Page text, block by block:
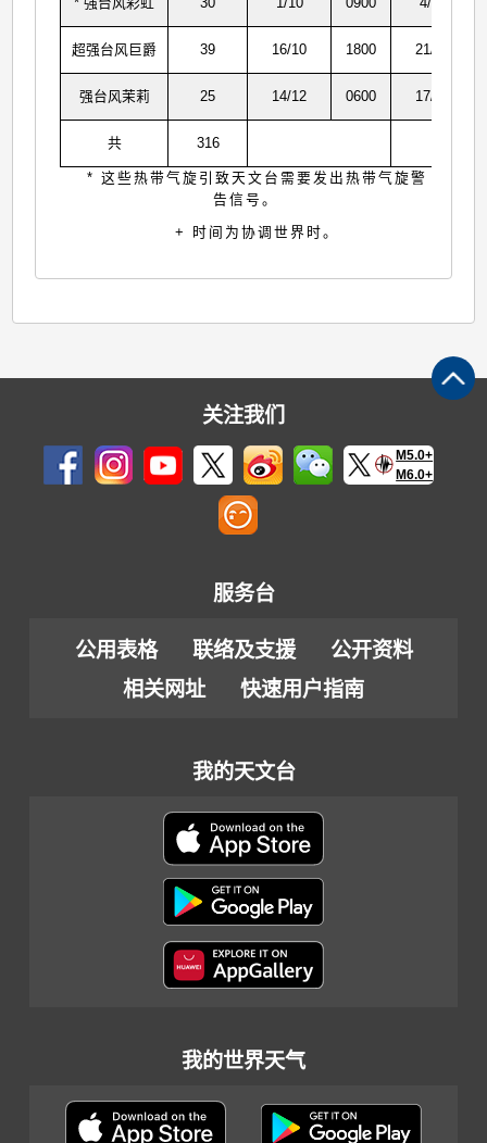
超强台风巨爵 39 16/10 1800 21/10
强台风茉莉 25 14/12 0600 17/12
共 316
* 这些热带气旋引致天文台需要发出热带气旋警
告信号。
+ 时间为协调世界时。
关注我们
M5.0+
M6.0+
服务台
公用表格 联络及支援
公开资料
相关网址
快速用户指南
我的天文台
我的世界天气